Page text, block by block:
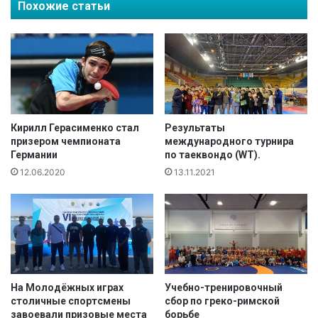
а
"
s
t
a
a
C
u
p
0
1
4
"
ы
т
и
я
М
е
ж
д
у
н
а
д
н
о
о
т
у
Похожие статьи
Кирилл Герасименко стал
призером чемпионата
Германии
12.06.2020
Результаты
международного турнира
по таеквондо (WT).
13.11.2021
На Молодёжных играх
столичные спортсмены
завоевали призовые места
Учебно-тренировочный
сбор по греко-римской
борьбе